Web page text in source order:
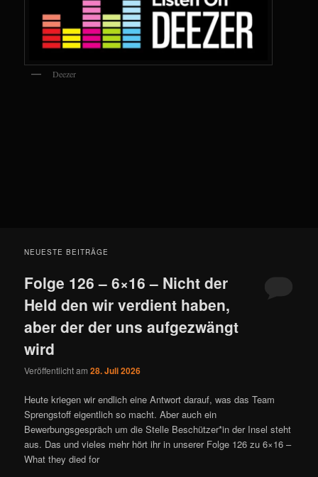
Deezer
NEUESTE BEITRÄGE
Folge 126 – 6×16 – Nicht der
Held den wir verdient haben,
aber der der uns aufgezwängt
wird
Veröffentlicht am28. Juli 2026
Heute kriegen wir endlich eine Antwort darauf, was das Team
Sprengstoff eigentlich so macht. Aber auch ein
Bewerbungsgespräch um die Stelle Beschützer*in der Insel steht
aus. Das und vieles mehr hört ihr in unserer Folge 126 zu 6×16 –
What they died for